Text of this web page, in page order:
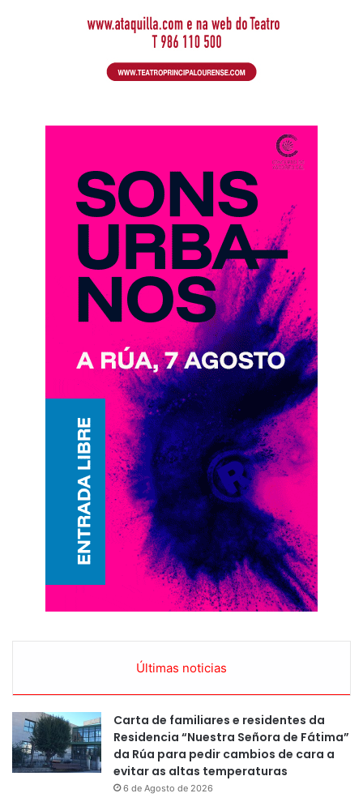
Últimas noticias
Carta de familiares e residentes da
Residencia “Nuestra Señora de Fátima”
da Rúa para pedir cambios de cara a
evitar as altas temperaturas
6 de Agosto de 2026